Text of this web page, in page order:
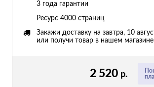
2 520 р.
3 года гарантии
Ресурс 4000 страниц
Закажи доставку на завтра, 10
или получи товар в нашем магазине